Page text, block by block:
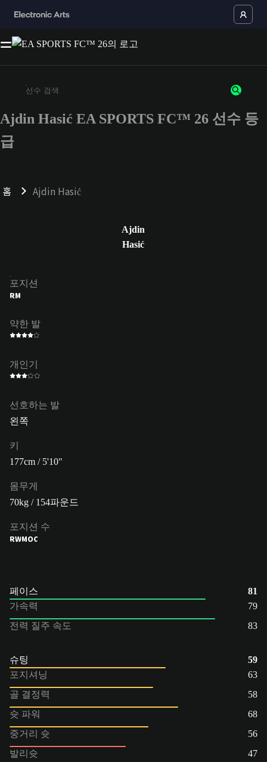
최소 3자 이상의 문자 또는 숫자를 입력하세요
Ajdin Hasić EA SPORTS FC™ 26 선수 등
급
홈 Ajdin Hasić
Ajdin
Hasić
포지션
RM
약한 발
개인기
선호하는 발
왼쪽
키
177cm / 5'10"
몸무게
70kg / 154파운드
포지션 수
RWMOC
페이스
81
가속력
79
전력 질주 속도
83
슈팅
59
포지셔닝
63
골 결정력
58
슛 파워
68
중거리 슛
56
발리슛
47